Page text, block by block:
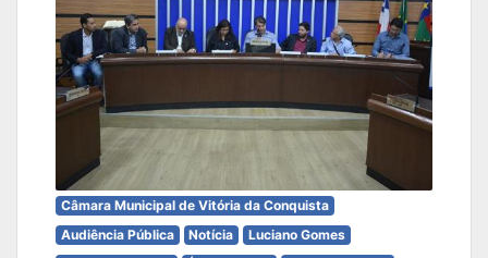
Câmara Municipal de Vitória da Conquista
Audiência Pública
Notícia
Luciano Gomes